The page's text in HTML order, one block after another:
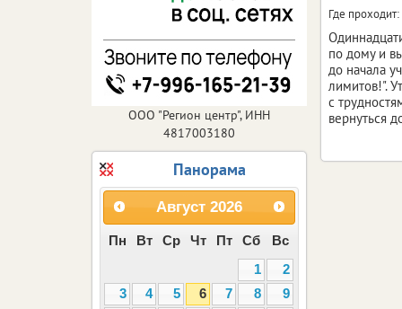
Где проходит:
по дому и
до начала
лимитов!".
с
вернуться
ООО "Регион центр", ИНН
4817003180
Панорама
Август 2026
Пн Вт Ср Чт Пт Сб
Вс
1
2
3
4 5 6 7 8
9